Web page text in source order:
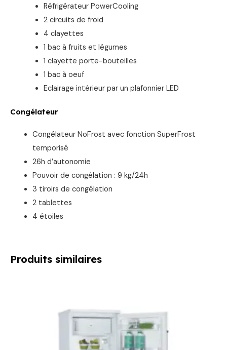
Réfrigérateur PowerCooling
2 circuits de froid
4 clayettes
1 bac à fruits et légumes
1 clayette porte-bouteilles
1 bac à oeuf
Eclairage intérieur par un plafonnier LED
Congélateur
Congélateur NoFrost avec fonction SuperFrost
temporisé
26h d’autonomie
Pouvoir de congélation : 9 kg/24h
3 tiroirs de congélation
2 tablettes
4 étoiles
Produits similaires
était :
469,00 €.
est :
349,00 €.